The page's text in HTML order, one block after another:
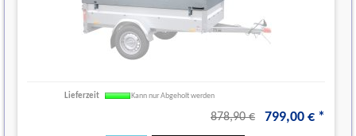
Lieferzeit Kann nur Abgeholt werden
878,90 € 799,00 € *